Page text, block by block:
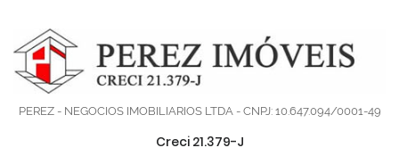
PEREZ - NEGOCIOS IMOBILIARIOS LTDA - CNPJ: 10.647.094/0001-49
Creci 21.379-J